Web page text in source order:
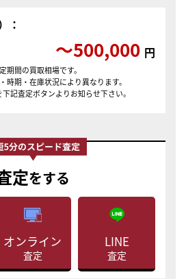
：
〜500,000 円
期間の買取相場です。
時期・在庫状況により異なります。
記査定ボタンよりお知らせ下さい。
定をする
オンライン
査定
LINE
査定